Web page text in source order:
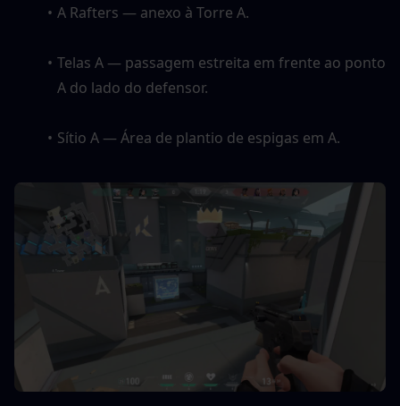
A Rafters — anexo à Torre A.
Telas A — passagem estreita em frente ao ponto
A do lado do defensor.
Sítio A — Área de plantio de espigas em A.